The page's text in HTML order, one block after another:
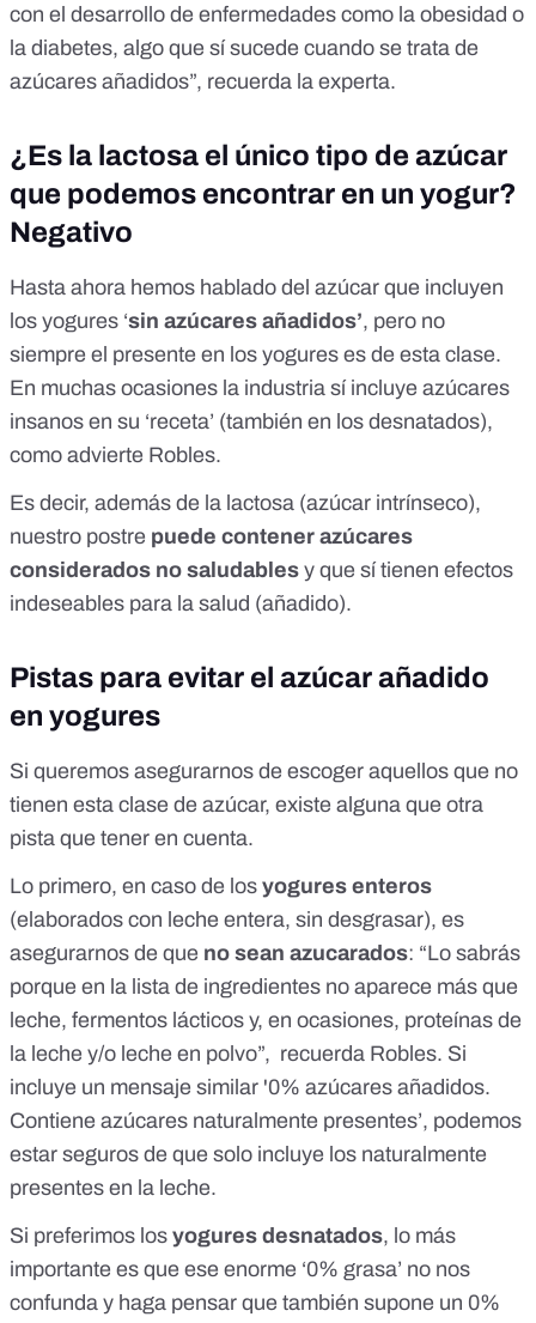
con el desarrollo de enfermedades como la obesidad o
la diabetes, algo que sí sucede cuando se trata de
azúcares añadidos”, recuerda la experta.
¿Es la lactosa el único tipo de azúcar
que podemos encontrar en un yogur?
Negativo
Hasta ahora hemos hablado del azúcar que incluyen
los yogures ‘sin azúcares añadidos’, pero no
siempre el presente en los yogures es de esta clase.
En muchas ocasiones la industria sí incluye azúcares
insanos en su ‘receta’ (también en los desnatados),
como advierte Robles.
Es decir, además de la lactosa (azúcar intrínseco),
nuestro postre puede contener azúcares
considerados no saludables y que sí tienen efectos
indeseables para la salud (añadido).
Pistas para evitar el azúcar añadido
en yogures
Si queremos asegurarnos de escoger aquellos que no
tienen esta clase de azúcar, existe alguna que otra
pista que tener en cuenta.
Lo primero, en caso de los yogures enteros
(elaborados con leche entera, sin desgrasar), es
asegurarnos de que no sean azucarados: “Lo sabrás
porque en la lista de ingredientes no aparece más que
leche, fermentos lácticos y, en ocasiones, proteínas de
la leche y/o leche en polvo”, recuerda Robles. Si
incluye un mensaje similar '0% azúcares añadidos.
Contiene azúcares naturalmente presentes’, podemos
estar seguros de que solo incluye los naturalmente
presentes en la leche.
Si preferimos los yogures desnatados, lo más
importante es que ese enorme ‘0% grasa’ no nos
confunda y haga pensar que también supone un 0%